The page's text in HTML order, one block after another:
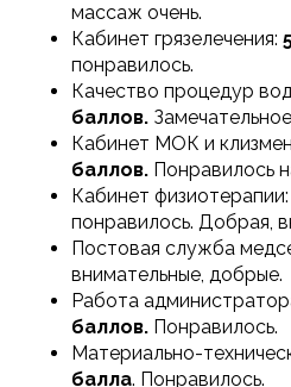
массаж очень.
Кабинет грязелечения:
понравилось.
Качество процедур
баллов.
Кабинет МОК и
баллов. Понравилось
Кабинет физиотерапии:
понравилось. Добрая,
Постовая служба
внимательные, добрые.
Работа
баллов. Понравилось.
Материально-
балла. Понравилось.